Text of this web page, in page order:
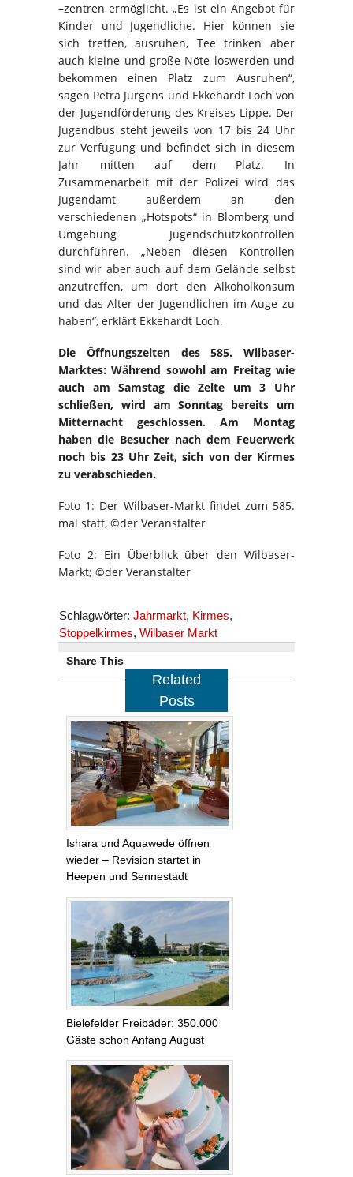
–zentren ermöglicht. „Es ist ein Angebot für
Kinder und Jugendliche. Hier können sie
sich treffen, ausruhen, Tee trinken aber
auch kleine und große Nöte loswerden und
bekommen einen Platz zum Ausruhen“,
sagen Petra Jürgens und Ekkehardt Loch von
der Jugendförderung des Kreises Lippe. Der
Jugendbus steht jeweils von 17 bis 24 Uhr
zur Verfügung und befindet sich in diesem
Jahr mitten auf dem Platz. In
Zusammenarbeit mit der Polizei wird das
Jugendamt außerdem an den
verschiedenen „Hotspots“ in Blomberg und
Umgebung Jugendschutzkontrollen
durchführen. „Neben diesen Kontrollen
sind wir aber auch auf dem Gelände selbst
anzutreffen, um dort den Alkoholkonsum
und das Alter der Jugendlichen im Auge zu
haben“, erklärt Ekkehardt Loch.
Die Öffnungszeiten des 585. Wilbaser-
Marktes: Während sowohl am Freitag wie
auch am Samstag die Zelte um 3 Uhr
schließen, wird am Sonntag bereits um
Mitternacht geschlossen. Am Montag
haben die Besucher nach dem Feuerwerk
noch bis 23 Uhr Zeit, sich von der Kirmes
zu verabschieden.
Foto 1: Der Wilbaser-Markt findet zum 585.
mal statt, ©der Veranstalter
Foto 2: Ein Überblick über den Wilbaser-
Markt; ©der Veranstalter
Schlagwörter: Jahrmarkt, Kirmes,
Stoppelkirmes, Wilbaser Markt
Share This
Related
Posts
Ishara und Aquawede öffnen
wieder – Revision startet in
Heepen und Sennestadt
Bielefelder Freibäder: 350.000
Gäste schon Anfang August